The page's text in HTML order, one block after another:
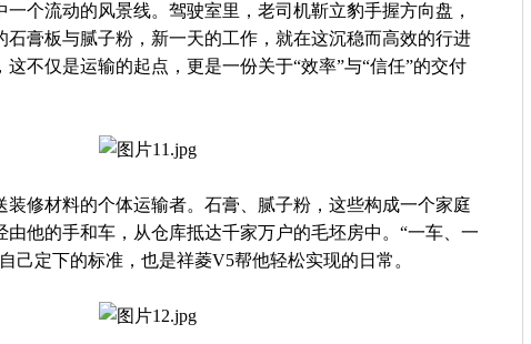
个流动的风景线。驾驶室里，老司机靳立豹手握方向盘，
石膏板与腻子粉，新一天的工作，就在这沉稳而高效的行进
不仅是运输的起点，更是一份关于“效率”与“信任”的交付
装修材料的个体运输者。石膏、腻子粉，这些构成一个家庭
由他的手和车，从仓库抵达千家万户的毛坯房中。“一车、一
己定下的标准，也是祥菱V5帮他轻松实现的日常。